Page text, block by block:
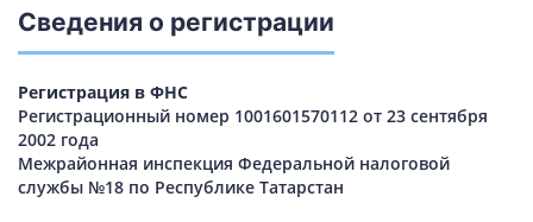
Сведения о регистрации
Регистрация в ФНС
Регистрационный номер 1001601570112 от 23 сентября
2002 года
Межрайонная инспекция Федеральной налоговой
службы №18 по Республике Татарстан